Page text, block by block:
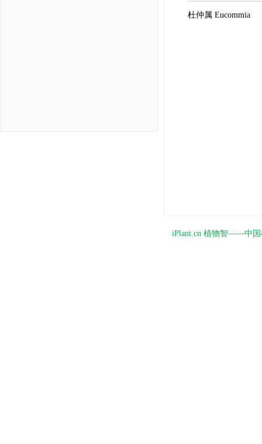
杜仲属 Eucommia
iPlant.cn 植物智——中国